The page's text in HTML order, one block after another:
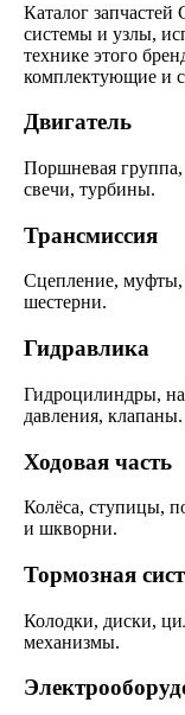
Каталог
системы и узлы,
технике этого
комплектующие и
Двигатель
Поршневая
свечи, турбины.
Трансмиссия
Сцепление, муфты,
шестерни.
Гидравлика
Гидроцилиндры,
давления, клапаны.
Ходовая часть
Колёса, ступицы,
и шкворни.
Тормозная
Колодки, диски,
механизмы.